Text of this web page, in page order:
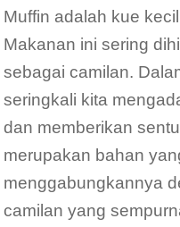
Muffin adalah kue
Makanan ini sering
sebagai camilan.
seringkali kita
dan memberikan
merupakan bahan
menggabungkannya
camilan yang